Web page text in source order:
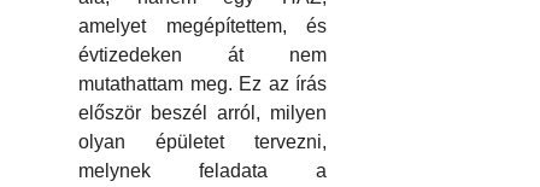
amelyet megépítettem, és
évtizedeken át nem
mutathattam meg. Ez az írás
először beszél arról, milyen
olyan épületet tervezni,
melynek feladata a